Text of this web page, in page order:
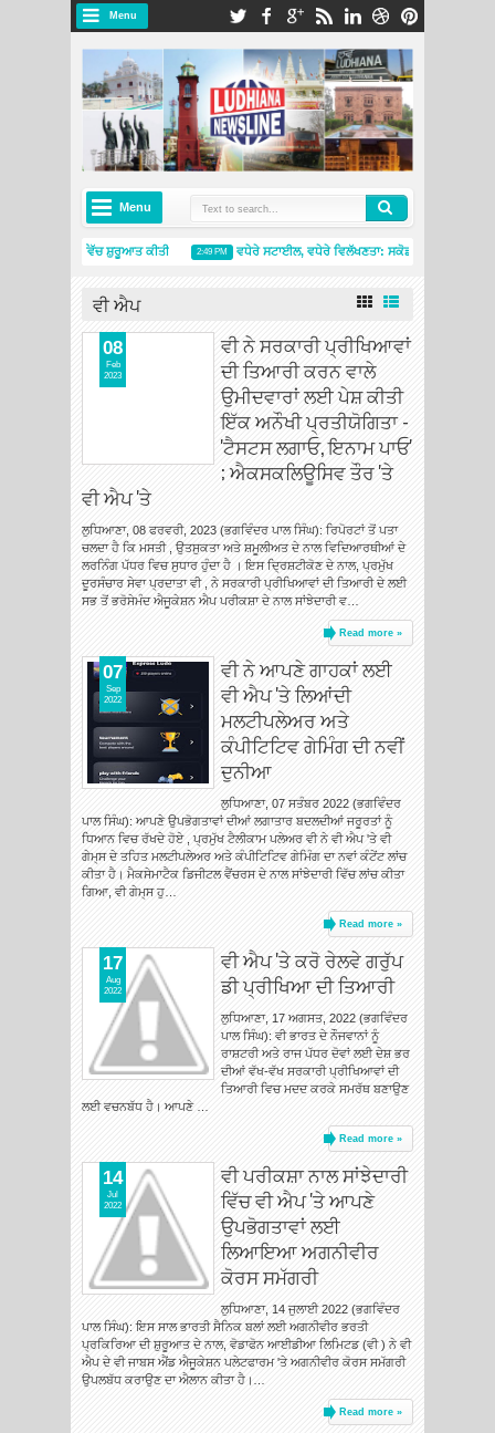
Menu
Menu
5 ਨੇ ਭਾਰਤ ਵਿੱਚ ਸ਼ੁਰੂਆਤ ਕੀਤੀ 2:49 PM
ਵਧੇਰੇ ਸਟਾਈਲ, ਵਧੇਰੇ ਵਿਲੱਖਣਤਾ: ਸਕੋਡਾ ਆਟੋ ਇੰਡੀਆ ਨੇ
ਵੀ ਐਪ
ਵੀ ਨੇ ਸਰਕਾਰੀ ਪ੍ਰੀਖਿਆਵਾਂ
ਦੀ ਤਿਆਰੀ ਕਰਨ ਵਾਲੇ
ਉਮੀਦਵਾਰਾਂ ਲਈ ਪੇਸ਼ ਕੀਤੀ
ਇੱਕ ਅਨੌਖੀ ਪ੍ਰਤੀਯੋਗਿਤਾ -
'ਟੈਸਟਸ ਲਗਾਓ, ਇਨਾਮ ਪਾਓ'
; ਐਕਸਕਲਿਊਸਿਵ ਤੌਰ 'ਤੇ
ਵੀ ਐਪ 'ਤੇ
ਲੁਧਿਆਣਾ, 08 ਫਰਵਰੀ, 2023 (ਭਗਵਿੰਦਰ ਪਾਲ ਸਿੰਘ): ਰਿਪੋਰਟਾਂ ਤੋਂ ਪਤਾ
ਚਲਦਾ ਹੈ ਕਿ ਮਸਤੀ , ਉਤਸੁਕਤਾ ਅਤੇ ਸ਼ਮੂਲੀਅਤ ਦੇ ਨਾਲ ਵਿਦਿਆਰਥੀਆਂ ਦੇ
ਲਰਨਿੰਗ ਪੱਧਰ ਵਿਚ ਸੁਧਾਰ ਹੁੰਦਾ ਹੈ । ਇਸ ਦ੍ਰਿਸ਼ਟੀਕੋਣ ਦੇ ਨਾਲ, ਪ੍ਰਮੁੱਖ
ਦੂਰਸੰਚਾਰ ਸੇਵਾ ਪ੍ਰਦਾਤਾ ਵੀ , ਨੇ ਸਰਕਾਰੀ ਪ੍ਰੀਖਿਆਵਾਂ ਦੀ ਤਿਆਰੀ ਦੇ ਲਈ
ਸਭ ਤੋਂ ਭਰੋਸੇਮੰਦ ਐਜੂਕੇਸ਼ਨ ਐਪ ਪਰੀਕਸ਼ਾ ਦੇ ਨਾਲ ਸਾਂਝੇਦਾਰੀ ਵ…
Read more »
08
Feb
2023
ਵੀ ਨੇ ਆਪਣੇ ਗਾਹਕਾਂ ਲਈ
ਵੀ ਐਪ 'ਤੇ ਲਿਆਂਦੀ
ਮਲਟੀਪਲੇਅਰ ਅਤੇ
ਕੰਪੀਟਿਟਿਵ ਗੇਮਿੰਗ ਦੀ ਨਵੀਂ
ਦੁਨੀਆ
ਲੁਧਿਆਣਾ, 07 ਸਤੰਬਰ 2022 (ਭਗਵਿੰਦਰ
ਪਾਲ ਸਿੰਘ): ਆਪਣੇ ਉਪਭੋਗਤਾਵਾਂ ਦੀਆਂ ਲਗਾਤਾਰ ਬਦਲਦੀਆਂ ਜਰੂਰਤਾਂ ਨੂੰ
ਧਿਆਨ ਵਿਚ ਰੱਖਦੇ ਹੋਏ , ਪ੍ਰਮੁੱਖ ਟੈਲੀਕਾਮ ਪਲੇਅਰ ਵੀ ਨੇ ਵੀ ਐਪ 'ਤੇ ਵੀ
ਗੇਮ੍ਸ ਦੇ ਤਹਿਤ ਮਲਟੀਪਲੇਅਰ ਅਤੇ ਕੰਪੀਟਿਟਿਵ ਗੇਮਿੰਗ ਦਾ ਨਵਾਂ ਕੰਟੇਂਟ ਲਾਂਚ
ਕੀਤਾ ਹੈ। ਮੈਕਸੇਮਾਟੈਕ ਡਿਜੀਟਲ ਵੈਂਚਰਸ ਦੇ ਨਾਲ ਸਾਂਝੇਦਾਰੀ ਵਿੱਚ ਲਾਂਚ ਕੀਤਾ
ਗਿਆ, ਵੀ ਗੇਮ੍ਸ ਹੁ…
Read more »
07
Sep
2022
ਵੀ ਐਪ 'ਤੇ ਕਰੋ ਰੇਲਵੇ ਗਰੁੱਪ
ਡੀ ਪ੍ਰੀਖਿਆ ਦੀ ਤਿਆਰੀ
ਲੁਧਿਆਣਾ, 17 ਅਗਸਤ, 2022 (ਭਗਵਿੰਦਰ
ਪਾਲ ਸਿੰਘ): ਵੀ ਭਾਰਤ ਦੇ ਨੌਜਵਾਨਾਂ ਨੂੰ
ਰਾਸ਼ਟਰੀ ਅਤੇ ਰਾਜ ਪੱਧਰ ਦੋਵਾਂ ਲਈ ਦੇਸ਼ ਭਰ
ਦੀਆਂ ਵੱਖ-ਵੱਖ ਸਰਕਾਰੀ ਪ੍ਰੀਖਿਆਵਾਂ ਦੀ
ਤਿਆਰੀ ਵਿਚ ਮਦਦ ਕਰਕੇ ਸਮਰੱਥ ਬਣਾਉਣ
ਲਈ ਵਚਨਬੱਧ ਹੈ। ਆਪਣੇ …
Read more »
17
Aug
2022
ਵੀ ਪਰੀਕਸ਼ਾ ਨਾਲ ਸਾਂਝੇਦਾਰੀ
ਵਿੱਚ ਵੀ ਐਪ 'ਤੇ ਆਪਣੇ
ਉਪਭੋਗਤਾਵਾਂ ਲਈ
ਲਿਆਇਆ ਅਗਨੀਵੀਰ
ਕੋਰਸ ਸਮੱਗਰੀ
ਲੁਧਿਆਣਾ, 14 ਜੁਲਾਈ 2022 (ਭਗਵਿੰਦਰ
ਪਾਲ ਸਿੰਘ): ਇਸ ਸਾਲ ਭਾਰਤੀ ਸੈਨਿਕ ਬਲਾਂ ਲਈ ਅਗਨੀਵੀਰ ਭਰਤੀ
ਪ੍ਰਕਿਰਿਆ ਦੀ ਸ਼ੁਰੂਆਤ ਦੇ ਨਾਲ, ਵੋਡਾਫੋਨ ਆਈਡੀਆ ਲਿਮਿਟਡ (ਵੀ ) ਨੇ ਵੀ
ਐਪ ਦੇ ਵੀ ਜਾਬਸ ਐਂਡ ਐਜੂਕੇਸ਼ਨ ਪਲੇਟਫਾਰਮ 'ਤੇ ਅਗਨੀਵੀਰ ਕੋਰਸ ਸਮੱਗਰੀ
ਉਪਲਬੱਧ ਕਰਾਉਣ ਦਾ ਐਲਾਨ ਕੀਤਾ ਹੈ।…
Read more »
14
Jul
2022